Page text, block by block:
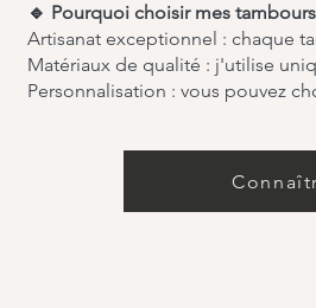
🔹 Pourquoi choisir mes
Artisanat exceptionnel : chaque
Matériaux de qualité : j'utilise
Personnalisation : vous pouvez